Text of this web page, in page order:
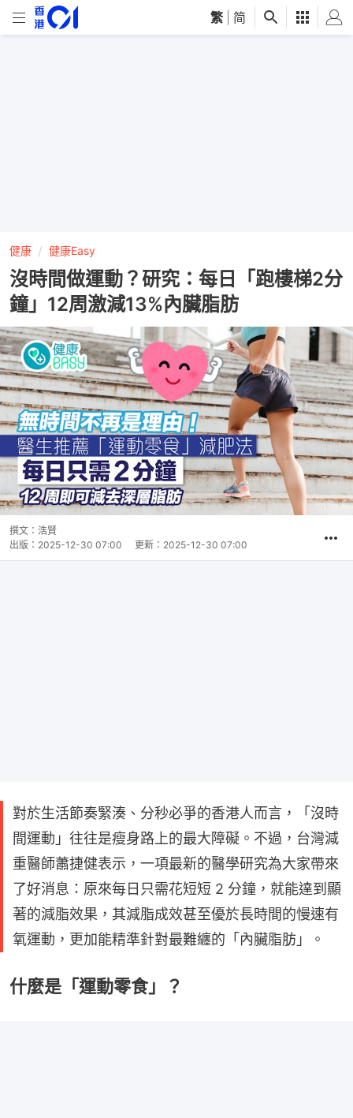
繁 简
健康 健康Easy
沒時間做運動？研究：每日「跑樓梯2分
鐘」12周激減13%內臟脂肪
撰文： 浩賢
出版： 2025-12-30 07:00 更新： 2025-12-30 07:00
對於生活節奏緊湊、分秒必爭的香港人而言，「沒時
間運動」往往是瘦身路上的最大障礙。不過，台灣減
重醫師蕭捷健表示，一項最新的醫學研究為大家帶來
了好消息：原來每日只需花短短 2 分鐘，就能達到顯
著的減脂效果，其減脂成效甚至優於長時間的慢速有
氧運動，更加能精準針對最難纏的「內臟脂肪」。
什麼是「運動零食」？